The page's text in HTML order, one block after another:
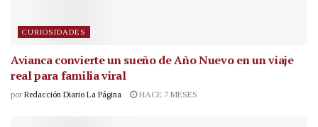
CURIOSIDADES
Avianca convierte un sueño de Año Nuevo en un viaje
real para familia viral
por Redacción Diario La Página HACE 7 MESES